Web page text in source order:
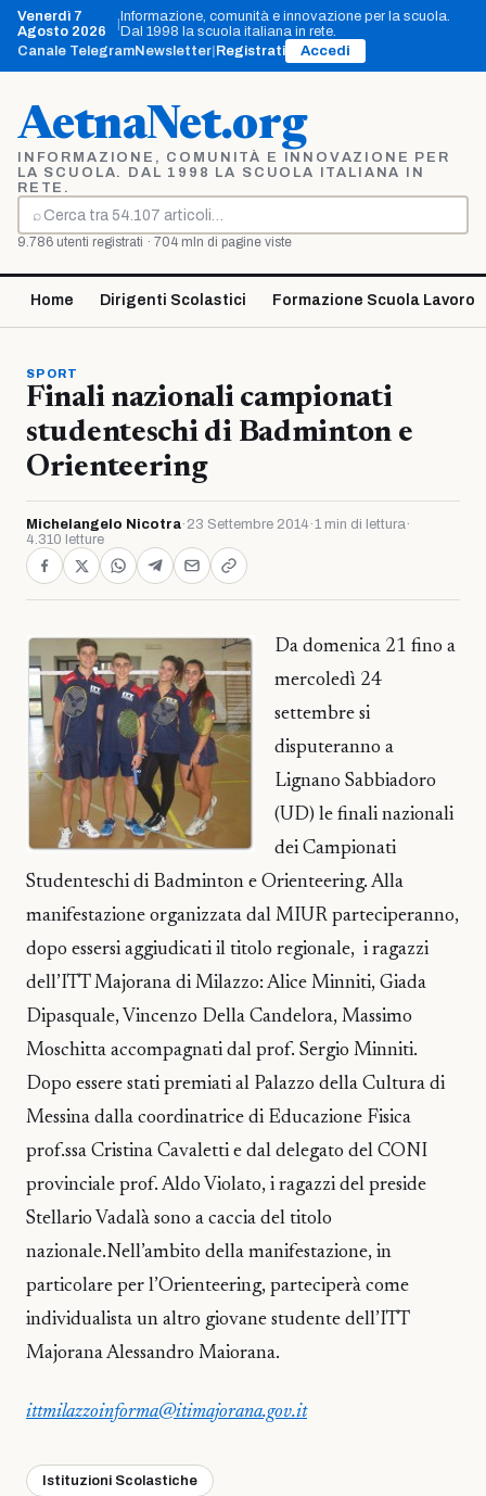
Vai
contenuto
Venerdì 7
Agosto 2026
Informazione, comunità e innovazione per la scuola.
Dal 1998 la scuola italiana in rete.
Canale TelegramNewsletter Registrati Accedi
AetnaNet.org
INFORMAZIONE, COMUNITÀ E INNOVAZIONE PER
LA SCUOLA. DAL 1998 LA SCUOLA ITALIANA IN
RETE.
⌕
Cerca
9.786 utenti registrati · 704 mln di pagine viste
Home Dirigenti Scolastici Formazione Scuola Lavoro
SPORT
Finali nazionali campionati
studenteschi di Badminton e
Orienteering
Michelangelo Nicotra· 23 Settembre 2014 ·1 min di lettura·
4.310 letture
Da domenica 21 fino a
mercoledì 24
settembre si
disputeranno a
Lignano Sabbiadoro
(UD) le finali nazionali
dei Campionati
Studenteschi di Badminton e Orienteering. Alla
manifestazione organizzata dal MIUR parteciperanno,
dopo essersi aggiudicati il titolo regionale, i ragazzi
dell’ITT Majorana di Milazzo: Alice Minniti, Giada
Dipasquale, Vincenzo Della Candelora, Massimo
Moschitta accompagnati dal prof. Sergio Minniti.
Dopo essere stati premiati al Palazzo della Cultura di
Messina dalla coordinatrice di Educazione Fisica
prof.ssa Cristina Cavaletti e dal delegato del CONI
provinciale prof. Aldo Violato, i ragazzi del preside
Stellario Vadalà sono a caccia del titolo
nazionale.Nell’ambito della manifestazione, in
particolare per l’Orienteering, parteciperà come
individualista un altro giovane studente dell’ITT
Majorana Alessandro Maiorana.
ittmilazzoinforma@itimajorana.gov.it
Istituzioni Scolastiche